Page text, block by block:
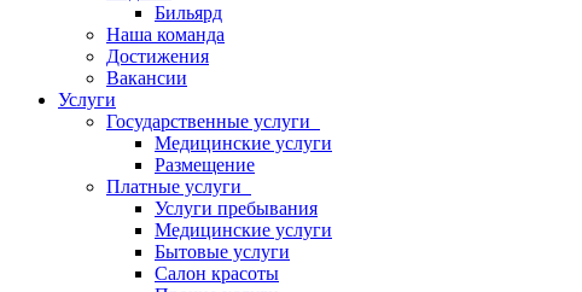
Бильярд
Наша команда
Достижения
Вакансии
Услуги
Государственные услуги
Медицинские услуги
Размещение
Платные услуги
Услуги пребывания
Медицинские услуги
Бытовые услуги
Салон красоты